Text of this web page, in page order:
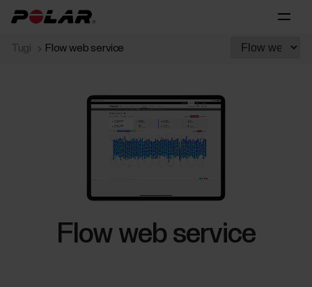
Tugi Flow web service
Flow web service